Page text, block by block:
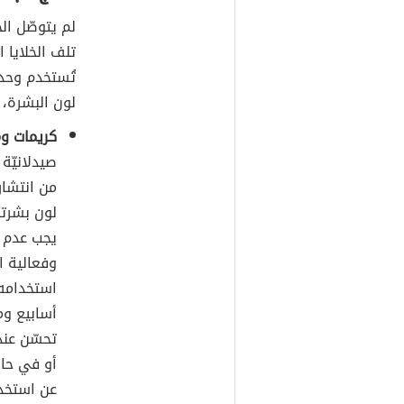
لم يتوصّل
تلف
تُستخدم
لون
كريمات
من
لون
يجب عدم
أسابيع
تحسّن
أو في
عن